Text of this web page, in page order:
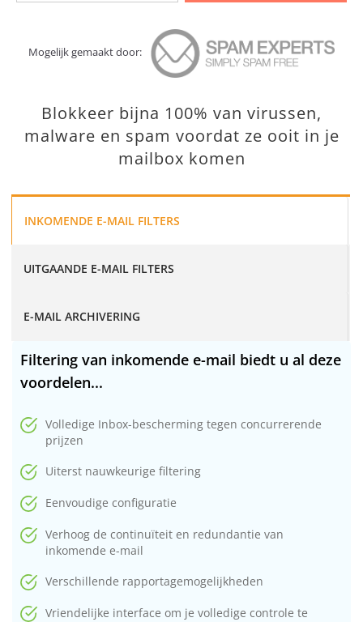
Mogelijk gemaakt door:
Blokkeer bijna 100% van virussen,
malware en spam voordat ze ooit in je
mailbox komen
INKOMENDE E-MAIL FILTERS
UITGAANDE E-MAIL FILTERS
E-MAIL ARCHIVERING
Filtering van inkomende e-mail biedt u al deze
voordelen...
Volledige Inbox-bescherming tegen concurrerende
prijzen
Uiterst nauwkeurige filtering
Eenvoudige configuratie
Verhoog de continuïteit en redundantie van
inkomende e-mail
Verschillende rapportagemogelijkheden
Vriendelijke interface om je volledige controle te